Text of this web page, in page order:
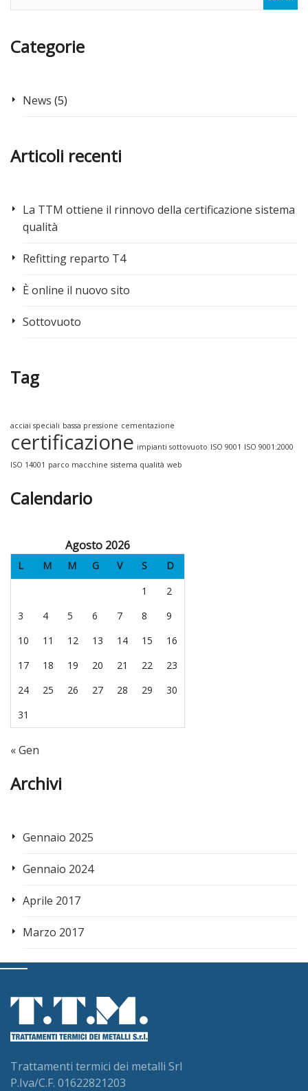
Categorie
News (5)
Articoli recenti
La TTM ottiene il rinnovo della certificazione sistema
qualità
Refitting reparto T4
È online il nuovo sito
Sottovuoto
Tag
acciai speciali bassa pressione cementazione
certificazione impianti sottovuoto ISO 9001 ISO 9001:2000
ISO 14001 parco macchine sistema qualità web
Calendario
Agosto 2026
L M M G V S
D
1
2
3
4 5 6 7 8
9
10
11 12 13 14 15
16
17
18 19 20 21 22
23
24
25 26 27 28 29
30
31
« Gen
Archivi
Gennaio 2025
Gennaio 2024
Aprile 2017
Marzo 2017
Trattamenti termici dei metalli Srl
P.Iva/C.F. 01622821203